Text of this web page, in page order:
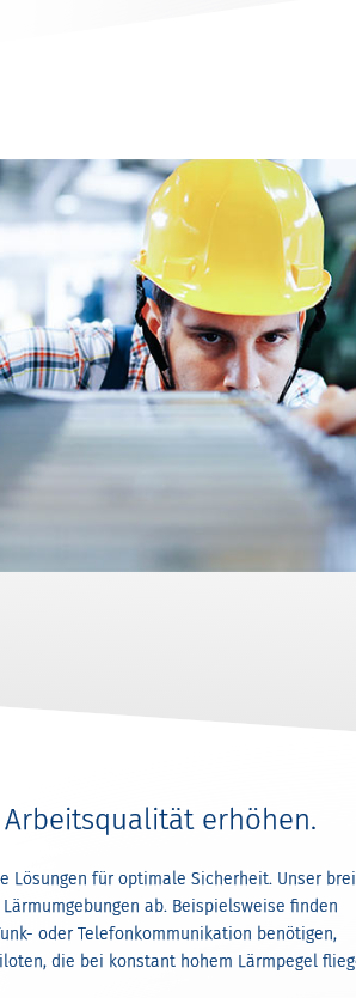
Arbeitsqualität erhöhen.
Lösungen für optimale Sicherheit. Unser
ab. Beispielsweise finden
oder Telefonkommunikation benötigen,
die bei konstant hohem Lärmpegel